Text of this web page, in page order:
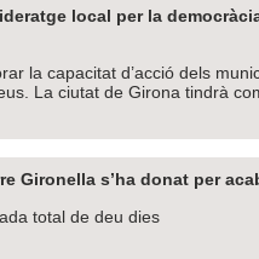
local per la
la capacitat d’acció dels
La ciutat de Girona tindrà
Gironella s’ha donat per
total de deu dies